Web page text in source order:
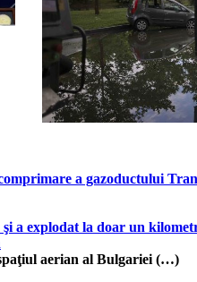
a gazoductului
a explodat la doar un
aerian al Bulgariei (…)